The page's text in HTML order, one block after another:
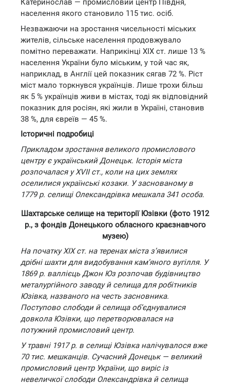
Катеринослав — промисловий центр Півдня,
населення якого становило 115 тис. осіб.
Незважаючи на зростання чисельності міських
жителів, сільське населення продовжувало
помітно переважати. Наприкінці XIX ст. лише 13 %
населення України було міським, у той час як,
наприклад, в Англії цей показник сягав 72 %. Ріст
міст мало торкнувся українців. Лише трохи більш
як 5 % українців живи в містах, тоді як відповідний
показник для росіян, які жили в Україні, становив
38 %, для євреїв — 45 %.
Історичні подробиці
Прикладом зростання великого промислового
центру є український Донецьк. Історія міста
розпочалася у XVII ст., коли на цих землях
оселилися українські козаки. У заснованому в
1779 р. селищі Олександрівка мешкала 341 особа.
Шахтарське селище на території Юзівки (фото 1912
р., з фондів Донецького обласного краєзнавчого
музею)
На початку XIX ст. на теренах міста з’явилися
дрібні шахти для видобування кам’яного вугілля. У
1869 р. валлієць Джон Юз розпочав будівництво
металургійного заводу й селища для робітників
Юзівка, названого на честь засновника.
Поступово слободи й селища об’єднувалися
довкола Юзівки, що перетворювалася на
потужний промисловий центр.
У травні 1917 р. в селищі Юзівка налічувалося вже
70 тис. мешканців. Сучасний Донецьк — великий
промисловий центр України, що виріс із
невеличкої слободи Олександрівка й селища